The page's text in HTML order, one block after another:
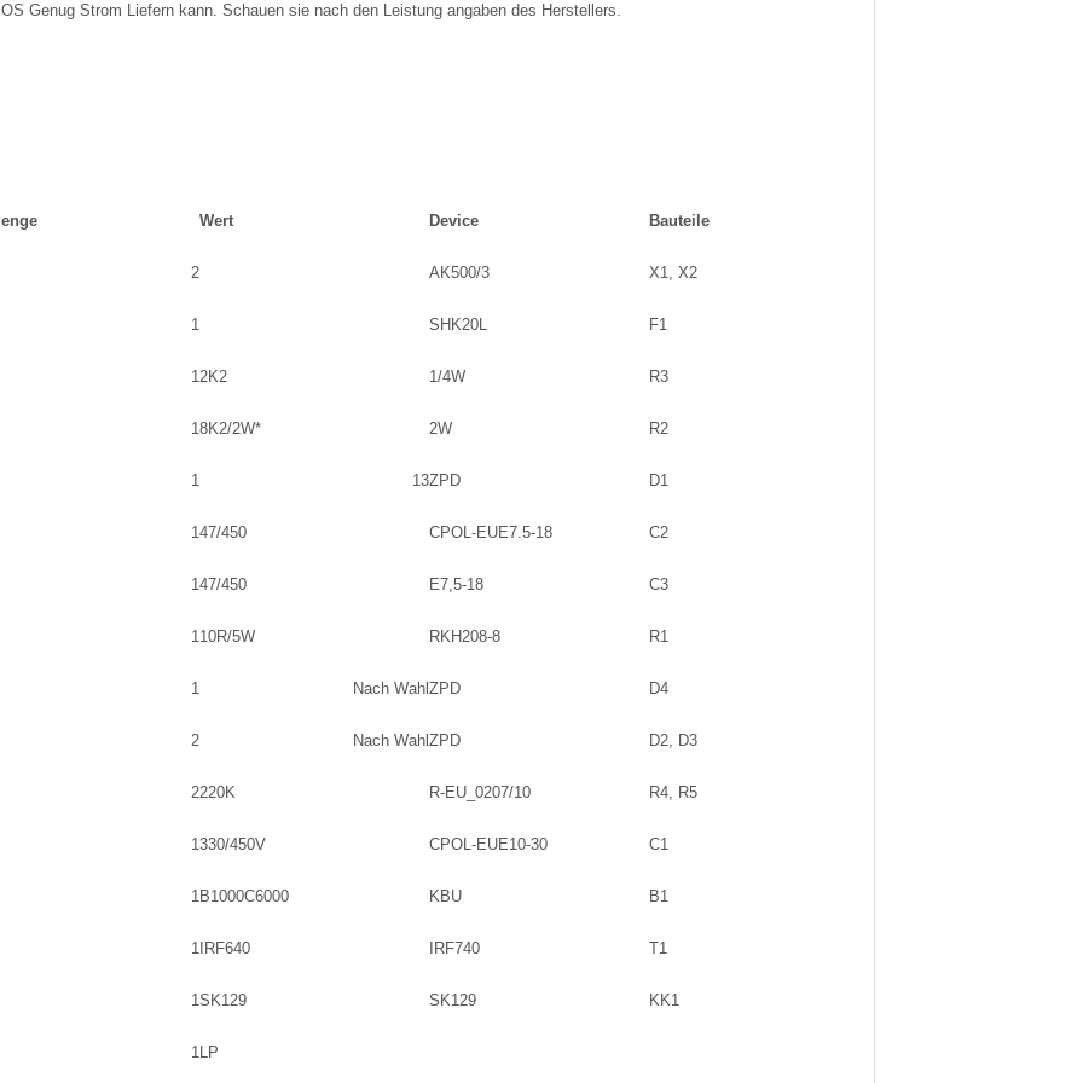
Genug Strom Liefern kann. Schauen sie nach den Leistung angaben des Herstellers.
Wert Device Bauteile
2 AK500/3 X1, X2
1 SHK20L F1
12K2 1/4W R3
18K2/2W* 2W R2
1 13ZPD D1
147/450 CPOL-EUE7.5-18 C2
147/450 E7,5-18 C3
110R/5W RKH208-8 R1
1 Nach Wahl ZPD D4
2 Nach Wahl ZPD D2, D3
2220K R-EU_0207/10 R4, R5
1330/450V CPOL-EUE10-30 C1
1B1000C6000 KBU B1
1 IRF640 IRF740 T1
1SK129 SK129 KK1
1LP